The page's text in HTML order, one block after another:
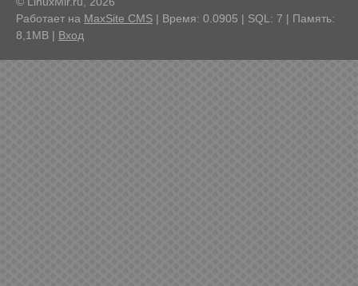
Работает на MaxSite CMS | Время: 0.0905 | SQL: 7 | Память:
8,1MB | Вход